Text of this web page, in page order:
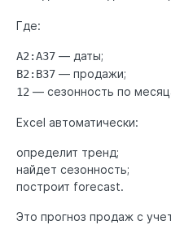
Где:
A2:A37 — даты;
B2:B37 — продажи;
12 — сезонность по
Excel автоматически:
определит тренд;
найдет сезонность;
построит forecast.
Это прогноз продаж с